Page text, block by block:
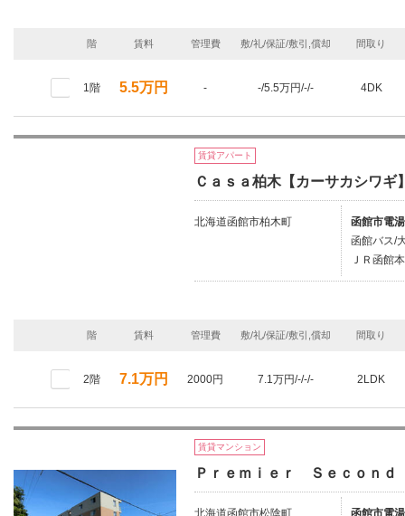
階 賃料 管理費 敷/礼/保証/敷引,償却 間取り
1階 5.5万円 - -/5.5万円/-/- 4DK
賃貸アパート
Ｃａｓａ柏木【カーサカシワギ
北海道函館市柏木町
函館市電
函館バス/
ＪＲ函館
階 賃料 管理費 敷/礼/保証/敷引,償却 間取り
2階 7.1万円 2000円 7.1万円/-/-/- 2LDK
賃貸マンション
Ｐｒｅｍｉｅｒ Ｓｅｃｏｎｄ
北海道函館市松陰町
函館市電